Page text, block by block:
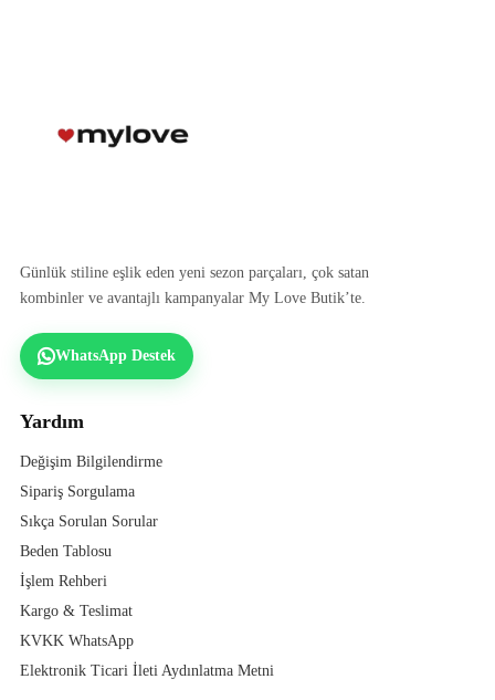
Günlük stiline eşlik eden yeni sezon parçaları, çok satan
kombinler ve avantajlı kampanyalar My Love Butik’te.
WhatsApp Destek
Yardım
Değişim Bilgilendirme
Sipariş Sorgulama
Sıkça Sorulan Sorular
Beden Tablosu
İşlem Rehberi
Kargo & Teslimat
KVKK WhatsApp
Elektronik Ticari İleti Aydınlatma Metni